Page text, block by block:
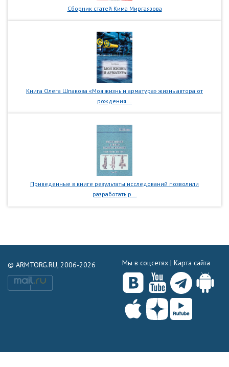
Сборник статей Кима Миргаязова
Книга Олега Шпакова «Моя жизнь и арматура» жизнь автора от
рождения...
Приведенные в книге результаты исследований позволили
разработать р...
© ARMTORG.RU, 2006-2026 Мы в соцсетях | Карта сайта